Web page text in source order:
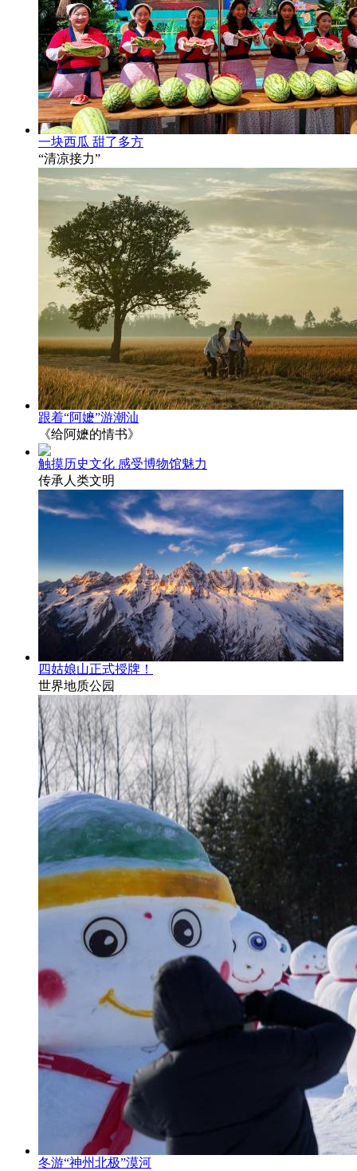
一块西瓜 甜了多方
“清凉接力”
跟着“阿嬷”游潮汕
《给阿嬷的情书》
触摸历史文化 感受博物馆魅力
传承人类文明
四姑娘山正式授牌！
世界地质公园
冬游“神州北极”漠河